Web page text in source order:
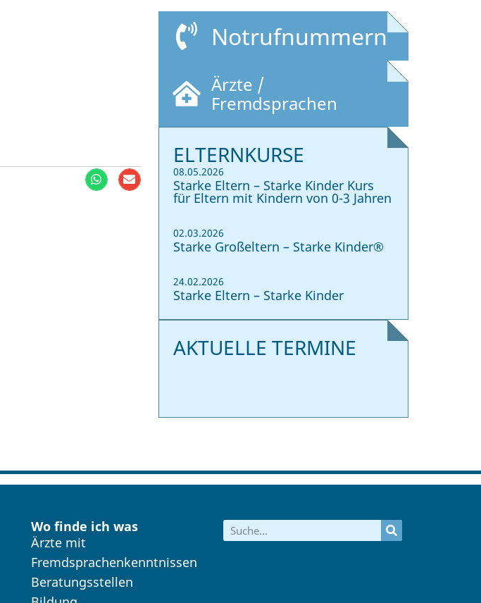
Notrufnummern
Ärzte /
Fremdsprachen
ELTERNKURSE
08.05.2026
Starke Eltern – Starke Kinder Kurs
für Eltern mit Kindern von 0-3 Jahren
02.03.2026
Starke Großeltern – Starke Kinder®
24.02.2026
Starke Eltern – Starke Kinder
AKTUELLE TERMINE
Wo finde ich was
Ärzte mit
Fremdsprachenkenntnissen
Beratungsstellen